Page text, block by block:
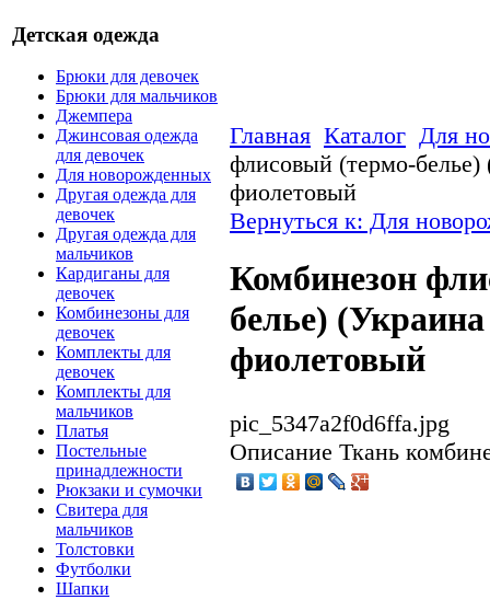
Детская одежда
Брюки для девочек
Брюки для мальчиков
Джемпера
Джинсовая одежда
для девочек
Для новорожденных
Другая одежда для
девочек
Другая одежда для
мальчиков
Кардиганы для
девочек
Комбинезоны для
девочек
Комплекты для
девочек
Комплекты для
мальчиков
Платья
Постельные
принадлежности
Рюкзаки и сумочки
Свитера для
мальчиков
Толстовки
Футболки
Шапки
Главная Каталог Для
флисовый (термо-
фиолетовый
Вернуться к: Для
Комбинезон
белье)
фиолетовый
pic_5347a2f0d6ffa.jpg
Описание Ткань